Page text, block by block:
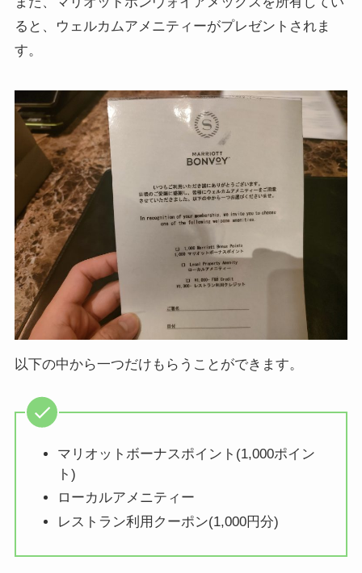
ると、ウェルカムアメニティーがプレゼントされま
す。
以下の中から一つだけもらうことができます。
マリオットボーナスポイント(1,000ポイン
ト)
ローカルアメニティー
レストラン利用クーポン(1,000円分)